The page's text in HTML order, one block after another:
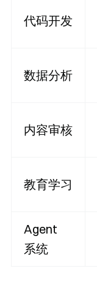
代码开发
数据分析
内容审核
教育学习
Agent
系统